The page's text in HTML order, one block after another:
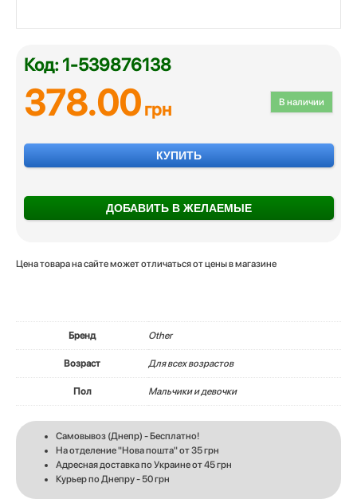
Код: 1-539876138
В наличии
378.00грн
КУПИТЬ
ДОБАВИТЬ В ЖЕЛАЕМЫЕ
Цена товара на сайте может отличаться от цены в магазине
Бренд Other
Возраст Для всех возрастов
Пол Мальчики и девочки
Самовывоз (Днепр) - Бесплатно!
На отделение "Нова пошта" от 35 грн
Адресная доставка по Украине от 45 грн
Курьер по Днепру - 50 грн